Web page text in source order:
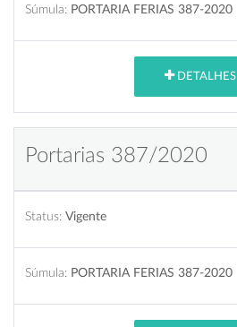
Súmula: PORTARIA FERIAS 387-2020
DETALHES
Portarias 387/2020
Status: Vigente
Súmula: PORTARIA FERIAS 387-2020